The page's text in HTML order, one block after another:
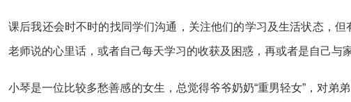
课后我还会时不时的找同学们沟通，关注他们的学习及生活状态，
老师说的心里话，或者自己每天学习的收获及困惑，再或者是自己与
小琴是一位比较多愁善感的女生，总觉得爷爷奶奶“重男轻女”，对弟